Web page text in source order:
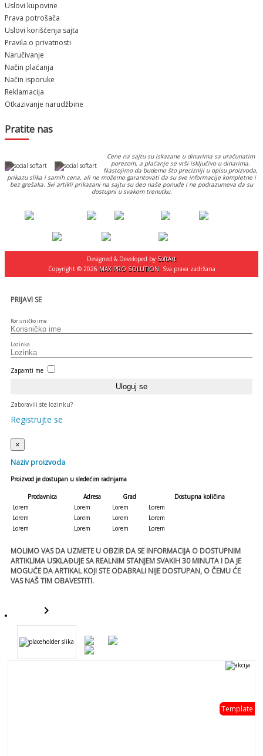
Uslovi kupovine
Prava potrošača
Uslovi korišćenja sajta
Pravila o privatnosti
Naručivanje
Način plaćanja
Način isporuke
Reklamacija
Otkazivanje narudžbine
Pratite nas
Cene na sajtu su iskazane u dinarima sa uračunatim
porezom, a plaćanje se vrši isključivo u dinarima.
Nastojimo da budemo što precizniji u opisu proizvoda,
prikazu slika i samih cena, ali ne možemo garantovati da su sve informacije kompletne i
bez grešaka. Svi artikli prikazani na sajtu su deo naše ponude i ne podrazumeva da su
dostupni u svakom trenutku.
Designed & Developed by SoftArt
Copyright © 2026 MAX PRO SOLUTION. Sva prava zadržana
PRIJAVI SE
Korisničko ime
Lozinka
Zapamti me
Zaboravili ste lozinku?
Registrujte se
×
Naziv proizvoda
Proizvod je dostupan u sledećim radnjama
Prodavnica Adresa Grad
Dostupna količina
Lorem
Lorem Lorem
Lorem
Lorem
Lorem Lorem
Lorem
Lorem
Lorem Lorem Lorem
MOLIMO VAS DA UZMETE U OBZIR DA SE INFORMACIJA O DOSTUPNIM
ARTIKLIMA USKLAĐUJE SA REALNIM STANJEM SVAKIH 30 MINUTA I DA JE
MOGUĆE DA ARTIKAL KOJI STE ODABRALI NIJE DOSTUPAN, O ČEMU ĆE
VAS NAŠ TIM OBAVESTITI.
keyboard_arrow_right
- 0 %
template
Template